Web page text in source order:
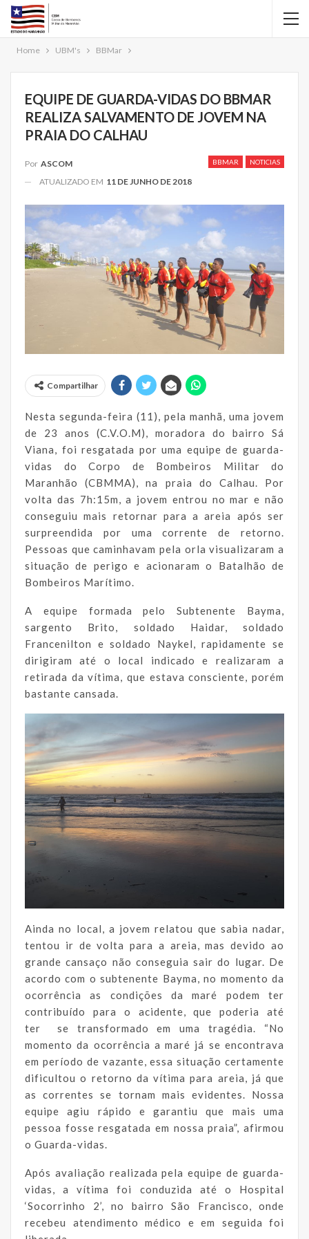
Home UBM's BBMar
EQUIPE DE GUARDA-VIDAS DO BBMAR
REALIZA SALVAMENTO DE JOVEM NA
PRAIA DO CALHAU
BBMAR NOTICIAS
Por ASCOM
ATUALIZADO EM 11 DE JUNHO DE 2018
Compartilhar
Nesta segunda-feira (11), pela manhã, uma jovem
de 23 anos (C.V.O.M), moradora do bairro Sá
Viana, foi resgatada por uma equipe de guarda-
vidas do Corpo de Bombeiros Militar do
Maranhão (CBMMA), na praia do Calhau. Por
volta das 7h:15m, a jovem entrou no mar e não
conseguiu mais retornar para a areia após ser
surpreendida por uma corrente de retorno.
Pessoas que caminhavam pela orla visualizaram a
situação de perigo e acionaram o Batalhão de
Bombeiros Marítimo.
A equipe formada pelo Subtenente Bayma,
sargento Brito, soldado Haidar, soldado
Francenilton e soldado Naykel, rapidamente se
dirigiram até o local indicado e realizaram a
retirada da vítima, que estava consciente, porém
bastante cansada.
Ainda no local, a jovem relatou que sabia nadar,
tentou ir de volta para a areia, mas devido ao
grande cansaço não conseguia sair do lugar. De
acordo com o subtenente Bayma, no momento da
ocorrência as condições da maré podem ter
contribuído para o acidente, que poderia até
ter se transformado em uma tragédia. “No
momento da ocorrência a maré já se encontrava
em período de vazante, essa situação certamente
dificultou o retorno da vítima para areia, já que
as correntes se tornam mais evidentes. Nossa
equipe agiu rápido e garantiu que mais uma
pessoa fosse resgatada em nossa praia”, afirmou
o Guarda-vidas.
Após avaliação realizada pela equipe de guarda-
vidas, a vítima foi conduzida até o Hospital
‘Socorrinho 2’, no bairro São Francisco, onde
recebeu atendimento médico e em seguida foi